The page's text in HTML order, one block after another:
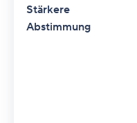
Stärkere
Abstimmung